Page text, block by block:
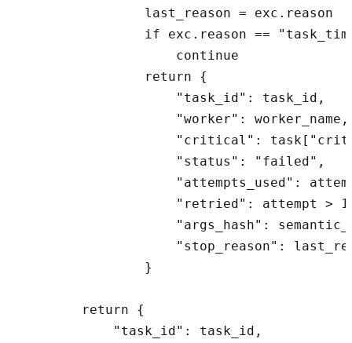
                last_reason = exc.reason
if exc.reason ==
                    continue
                return {
                    "task_id": task_id,
                    "worker": worker_name,
"critical":
                    "status": "failed",
"attempts_used":
"retried": attempt >
"args_hash":
"stop_reason":
                }
        return {
            "task_id": task_id,